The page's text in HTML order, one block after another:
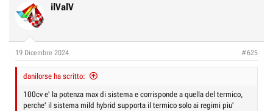
c
t
i
s
ilValV
19 Dicembre 2024 #625
danilorse ha scritto:
100cv e' la potenza max di sistema e corrisponde a quella del termico,
perche' il sistema mild hybrid supporta il termico solo ai regimi piu'